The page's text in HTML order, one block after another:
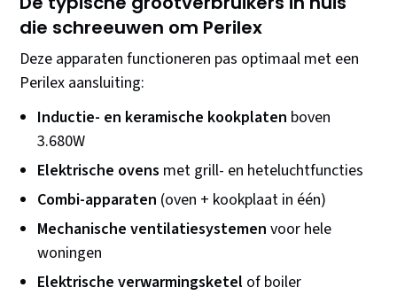
die schreeuwen om Perilex
Deze apparaten functioneren pas optimaal met een
Perilex aansluiting:
Inductie- en keramische kookplaten boven
3.680W
Elektrische ovens met grill- en heteluchtfuncties
Combi-apparaten (oven + kookplaat in één)
Mechanische ventilatiesystemen voor hele
woningen
Elektrische verwarmingsketel of boiler